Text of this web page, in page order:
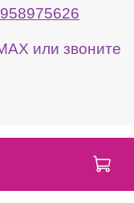
или звоните